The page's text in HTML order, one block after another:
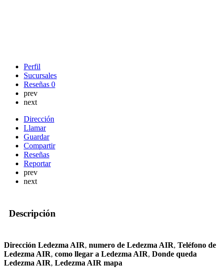
Perfil
Sucursales
Reseñas 0
prev
next
Dirección
Llamar
Guardar
Compartir
Reseñas
Reportar
prev
next
Descripción
Dirección Ledezma AIR, numero de Ledezma AIR, Teléfono de
Ledezma AIR, como llegar a Ledezma AIR, Donde queda
Ledezma AIR, Ledezma AIR mapa